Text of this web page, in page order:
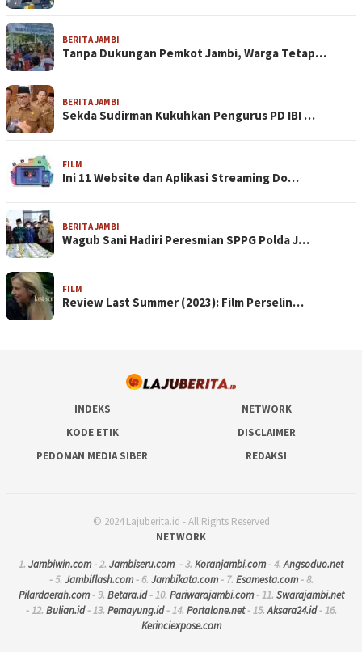
BERITA JAMBI
Tanpa Dukungan Pemkot Jambi, Warga Tetap…
BERITA JAMBI
Sekda Sudirman Kukuhkan Pengurus PD IBI …
FILM
Ini 11 Website dan Aplikasi Streaming Do…
BERITA JAMBI
Wagub Sani Hadiri Peresmian SPPG Polda J…
FILM
Review Last Summer (2023): Film Perselin…
INDEKS
NETWORK
KODE ETIK
DISCLAIMER
PEDOMAN MEDIA SIBER
REDAKSI
© 2024 Lajuberita.id - All Rights Reserved
NETWORK
1. Jambiwin.com- 2. Jambiseru.com- 3. Koranjambi.com- 4.Angsoduo.net
- 5. Jambiflash.com- 6. Jambikata.com- 7. Esamesta.com- 8.
Pilardaerah.com- 9. Betara.id- 10. Pariwarajambi.com- 11. Swarajambi.net
- 12. Bulian.id- 13. Pemayung.id- 14. Portalone.net- 15.Aksara24.id- 16.
Kerinciexpose.com